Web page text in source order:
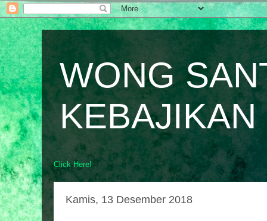
WONG
KEBAJIKAN
Click Here!
Kamis, 13 Desember 2018